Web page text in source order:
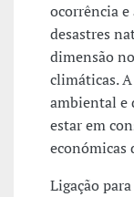
ocorrência
desastres
dimensão
climáticas.
ambiental e
estar em
económicas
Ligação